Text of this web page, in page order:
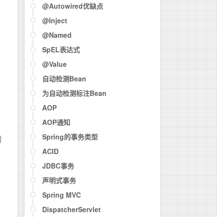
@Autowired优缺点
@Inject
@Named
SpEL表达式
@Value
自动检测Bean
为自动检测标注Bean
AOP
AOP通知
Spring的事务类型
ACID
JDBC事务
声明式事务
（1）. 隔离级别(isolation)
（2）. 传播行为(propagation)
Spring MVC
DispatcherServlet